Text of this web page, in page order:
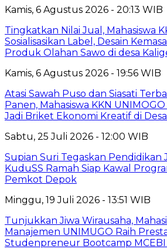
Kamis, 6 Agustus 2026 - 20:13 WIB
Tingkatkan Nilai Jual, Mahasiswa
Sosialisasikan Label, Desain
Produk Olahan Sawo di desa
Kamis, 6 Agustus 2026 - 19:56 WIB
Atasi Sawah Puso dan Siasati
Panen, Mahasiswa KKN
Jadi Briket Ekonomi Kreatif di
Sabtu, 25 Juli 2026 - 12:00 WIB
Supian Suri Tegaskan Pendidikan
KuduSS Ramah Siap Kawal
Pemkot Depok
Minggu, 19 Juli 2026 - 13:51 WIB
Tunjukkan Jiwa Wirausaha,
Manajemen UNIMUGO Raih
Studenpreneur Bootcamp MCEBI